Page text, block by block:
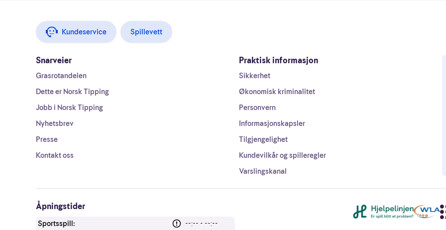
Kundeservice Spillevett
Snarveier
Grasrotandelen
Dette er Norsk Tipping
Jobb i Norsk Tipping
Nyhetsbrev
Presse
Kontakt oss
Praktisk informasjon
Sikkerhet
Økonomisk kriminalitet
Personvern
Informasjonskapsler
Tilgjengelighet
Kundevilkår og spilleregler
Varslingskanal
Åpningstider
Sportsspill: --:-- - --:--